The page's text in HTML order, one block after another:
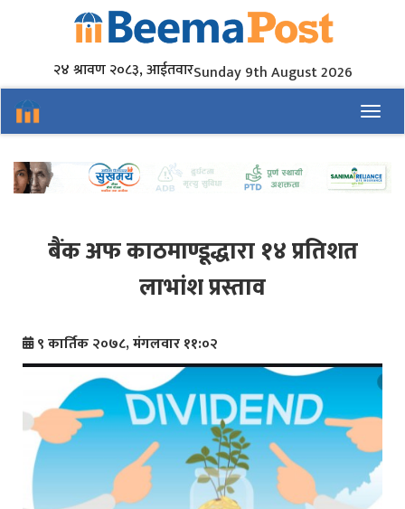
२४ श्रावण २०८३, आईतवारSunday 9th August 2026
बैंक अफ काठमाण्डूद्धारा १४ प्रतिशत
लाभांश प्रस्ताव
९ कार्तिक २०७८, मंगलवार ११:०२